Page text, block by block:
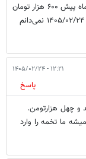
تخمه آفتابگردان قبل از عید نوروز ۳۰۰ هزار تومان یک ماه پیش ۶۰۰ هزار تومان
تا شنبه ۱۴۰۵/۰۲/۱۹ ۹۰۰ هزار تومان در تاریخ پنج شنبه ۱۴۰۵/۰۲/۲۴ نمی‌دانم
۱۲:۲۱ - ۱۴۰۵/۰۲/۲۴
پاسخ
و چهل هزارتومن.
ما تخمه را وارد